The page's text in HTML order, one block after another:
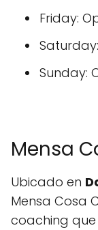
Friday:
Sunday:
Mensa
Ubicado en
Mensa Cosa
coaching